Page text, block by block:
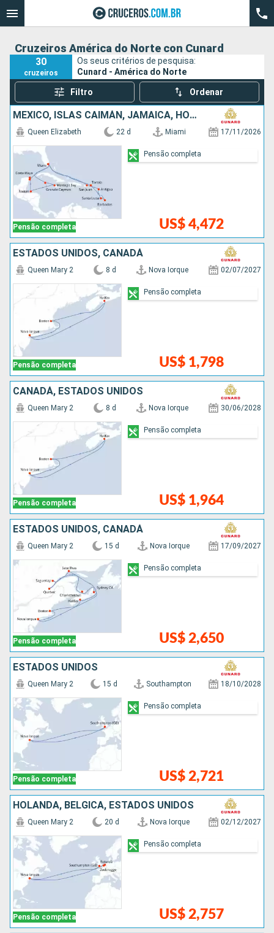
Cruzeiros América do Norte con Cunard
30
cruzeiros
Os seus critérios de pesquisa:
Cunard - América do Norte
Filtro Ordenar
MÉXICO, ISLAS CAIMÁN, JAMAICA, HONDURAS, PORTO RICO, ANTIGUA E BARBUDA, SANTA LUCIA, BARBADOS, ESTADOS UNIDOS
Pensão completa
Queen Elizabeth 22 d Miami 17/11/2026
US$ 4,472
Pensão completa
ESTADOS UNIDOS, CANADÁ
Pensão completa
Queen Mary 2 8 d Nova Iorque 02/07/2027
US$ 1,798
Pensão completa
CANADÁ, ESTADOS UNIDOS
Pensão completa
Queen Mary 2 8 d Nova Iorque 30/06/2028
US$ 1,964
Pensão completa
ESTADOS UNIDOS, CANADÁ
Pensão completa
Queen Mary 2 15 d Nova Iorque 17/09/2027
US$ 2,650
Pensão completa
ESTADOS UNIDOS
Pensão completa
Queen Mary 2 15 d Southampton 18/10/2028
US$ 2,721
Pensão completa
HOLANDA, BÉLGICA, ESTADOS UNIDOS
Pensão completa
Queen Mary 2 20 d Nova Iorque 02/12/2027
US$ 2,757
Pensão completa